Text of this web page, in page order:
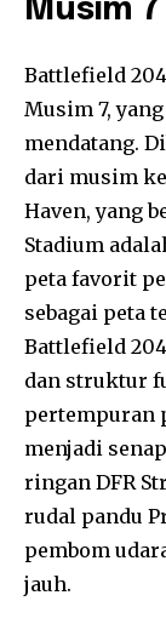
Musim
Battlefield
Musim 7,
mendatang.
dari musim
Haven, yang
Stadium
peta favorit
sebagai peta
Battlefield
dan struktur
pertempuran
menjadi
ringan DFR
rudal pandu
pembom
jauh.